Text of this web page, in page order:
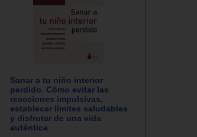
Sanar a tu niño interior
perdido. Cómo evitar las
reacciones impulsivas,
establecer límites saludables
y disfrutar de una vida
auténtica